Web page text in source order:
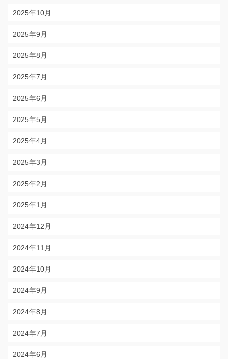
2025年10月
2025年9月
2025年8月
2025年7月
2025年6月
2025年5月
2025年4月
2025年3月
2025年2月
2025年1月
2024年12月
2024年11月
2024年10月
2024年9月
2024年8月
2024年7月
2024年6月